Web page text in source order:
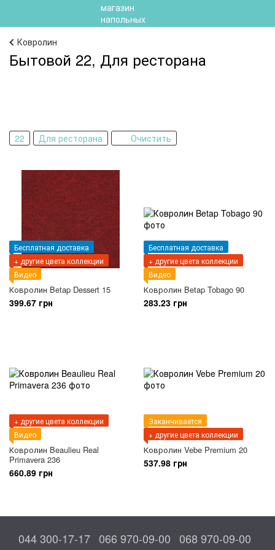
Ковролин
Бытовой 22, Для ресторана
22 Для ресторана Очистить
Бесплатная доставка
+ другие цвета коллекции
Видео
Ковролин Betap Dessert 15
399.67 грн
Бесплатная доставка
+ другие цвета коллекции
Видео
Ковролин Betap Tobago 90
283.23 грн
+ другие цвета коллекции
Видео
Ковролин Beaulieu Real
Primavera 236
660.89 грн
Заканчивается
+ другие цвета коллекции
Ковролин Vebe Premium 20
537.98 грн
044 300-17-17 066 970-09-00 068 970-09-00